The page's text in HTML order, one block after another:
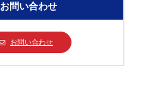
お問い合わせ
お問い合わせ